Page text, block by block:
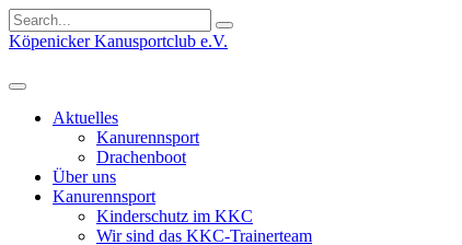
Search
for:
Köpenicker Kanusportclub e.V.
Aktuelles
Kanurennsport
Drachenboot
Über uns
Kanurennsport
Kinderschutz im KKC
Wir sind das KKC-Trainerteam